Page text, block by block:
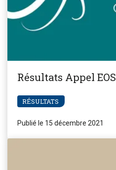
Résultats Appel EOS
RÉSULTATS
Publié le 15 décembre 2021